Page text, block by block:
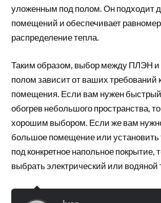
уложенным под полом. Он подходит
помещений и обеспечивает
распределение тепла.
Таким образом, выбор между ПЛЭН
полом зависит от ваших требований
помещения. Если вам нужен
обогрев небольшого пространства,
хорошим выбором. Если же вам
большое помещение или установить
под конкретное напольное покрытие,
выбрать электрический или водяной